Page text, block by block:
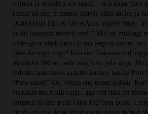
inimesi ja sõnadeta aru saada… noh nagu päris
Finaal oli see, et istusin Harvis Milli tuules ja
OODATUD HETK ON KÄES. Harvis ütles:
ja siis paarsada meetrit veel!” Mul on muidugi
teistsugune ettekujutus ja ma isegi ei saanud
põksuke ongi mägi? Korraks tõmbasin end
sõitsin ka 200 m peale ning lasin jala sirgu.
lõdvaks laskmiseks ja kohe kuulsin kuidas Priit
“Pane edasi!” Ok, võtsin end uuesti kokku.
visatakse mu kulul nalja.. aga vist ikka oli
pingutus ja sain pulsi lausa 192 bpm peale.
pundi ees tööd koos Priiduga ja sõitsin mõned